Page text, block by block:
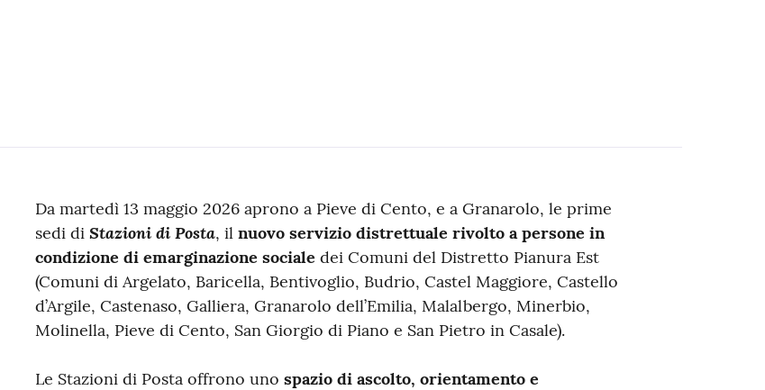
Contenuto
Da martedì 13 maggio 2026 aprono a Pieve di Cento, e a Granarolo, le prime
sedi di Stazioni di Posta, il nuovo servizio distrettuale rivolto a persone in
condizione di emarginazione sociale dei Comuni del Distretto Pianura Est
(Comuni di Argelato, Baricella, Bentivoglio, Budrio, Castel Maggiore, Castello
d’Argile, Castenaso, Galliera, Granarolo dell’Emilia, Malalbergo, Minerbio,
Molinella, Pieve di Cento, San Giorgio di Piano e San Pietro in Casale).
Le Stazioni di Posta offrono uno spazio di ascolto, orientamento e